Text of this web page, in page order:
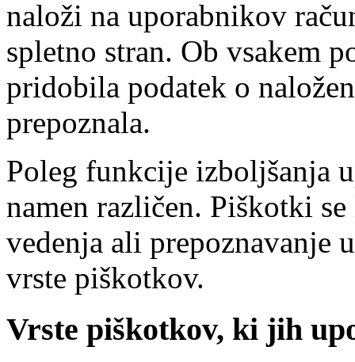
naloži na uporabnikov
spletno stran. Ob vsakem
pridobila podatek o
prepoznala.
Poleg funkcije izboljšanja
namen različen. Piškotki
vedenja ali prepoznavanje
vrste piškotkov.
Vrste piškotkov, ki jih